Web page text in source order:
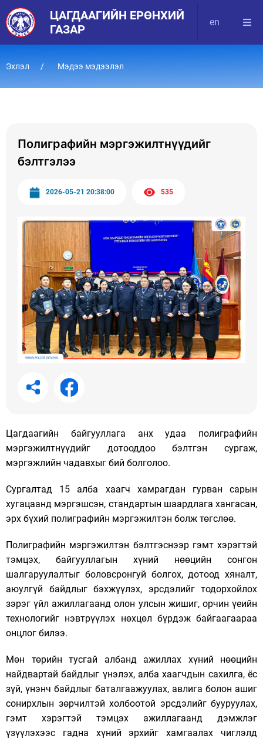
ЦАГДААГИЙН ЕРӨНХИЙ
ГАЗАР
en
Эхлэл Мэдээ мэдээлэл
Полиграфийн мэргэжилтнүүдийг
бэлтгэлээ
2026-05-21 20:38:00 535
Цагдаагийн байгууллага анх удаа полиграфийн
мэргэжилтнүүдийг дотооддоо бэлтгэн сургаж,
мэргэжлийн чадавхыг бий болголоо.
Сургалтад 15 алба хаагч хамрагдан гурван сарын
хугацаанд мэргэшсэн, стандартын шаардлага хангасан,
эрх бүхий полиграфийн мэргэжилтэн болж төгслөө.
Полиграфийн мэргэжилтэн бэлтгэснээр гэмт хэрэгтэй
тэмцэх, байгууллагын хүний нөөцийн сонгон
шалгаруулалтыг боловсронгуй болгох, дотоод хяналт,
аюулгүй байдлыг бэхжүүлэх, эрсдэлийг тодорхойлох
зэрэг үйл ажиллагаанд олон улсын жишиг, орчин үеийн
технологийг нэвтрүүлэх нөхцөл бүрдэж байгаагаараа
онцлог билээ.
Мөн төрийн тусгай албанд ажиллах хүний нөөцийн
найдвартай байдлыг үнэлэх, алба хаагчдын сахилга, ёс
зүй, үнэнч байдлыг баталгаажуулах, авлига болон ашиг
сонирхлын зөрчилтэй холбоотой эрсдэлийг бууруулах,
гэмт хэрэгтэй тэмцэх ажиллагаанд дэмжлэг
үзүүлэхээс гадна хүний эрхийг хамгаалах чиглэлд